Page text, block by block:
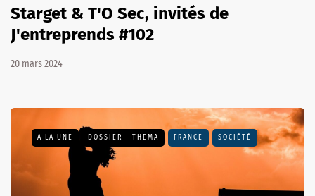
Starget & T'O Sec, invités de
J'entreprends #102
20 mars 2024
A LA UNE DOSSIER - THEMA FRANCE SOCIÉTÉ